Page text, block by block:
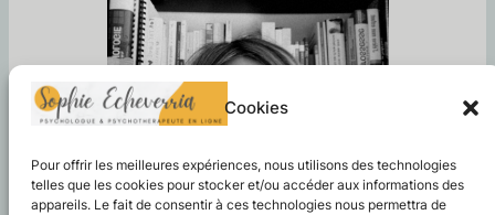
Cookies
Pour offrir les meilleures expériences, nous utilisons des technologies
telles que les cookies pour stocker et/ou accéder aux informations des
appareils. Le fait de consentir à ces technologies nous permettra de